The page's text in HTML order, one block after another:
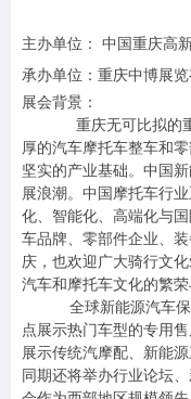
主办单位： 中国重庆高
承办单位：重庆中博展览
展会背景：
重庆无可比拟的
厚的汽车摩托车整车和
坚实的产业基础。 中国
展浪潮。 中国摩托车行
化、智能化、高端化与国
车品牌、零部件企业、
庆，也欢迎广大骑行文
汽车和摩托车文化的繁荣
全球新能源汽车
点展示热门车型的专用
展示传统汽摩配、新能
同期还将举办行业论坛